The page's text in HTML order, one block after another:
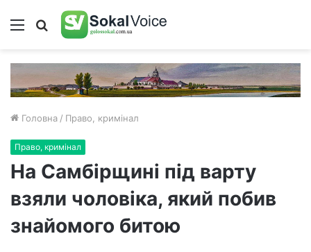
Меню Пошук
Головна / Право, кримінал
Право, кримінал
На Самбірщині під варту
взяли чоловіка, який побив
знайомого битою